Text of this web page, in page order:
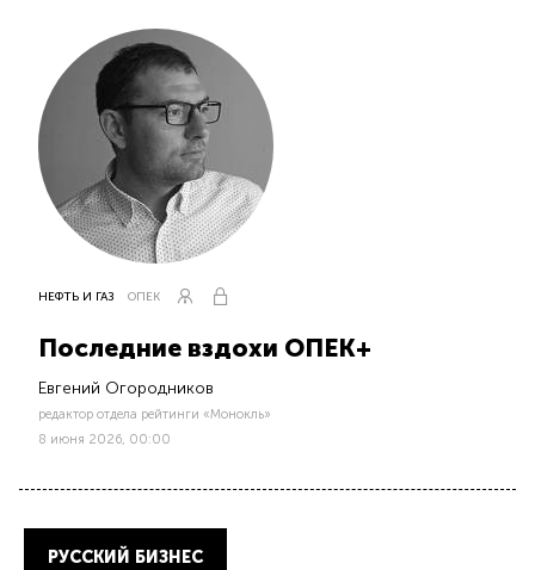
НЕФТЬ И ГАЗ ОПЕК
Последние вздохи ОПЕК+
Евгений Огородников
редактор отдела рейтинги «Монокль»
8 июня 2026, 00:00
РУССКИЙ БИЗНЕС